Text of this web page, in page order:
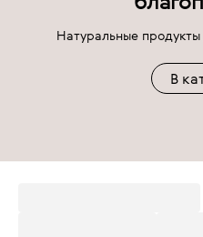
Натуральные
В